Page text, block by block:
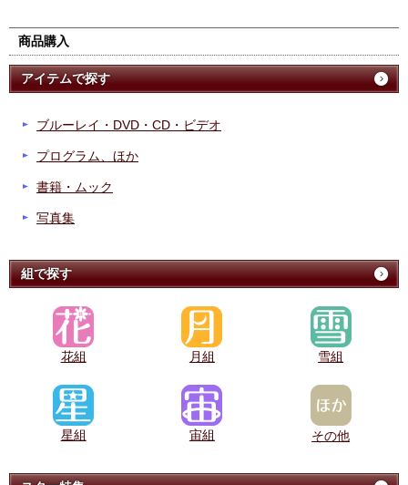
商品購入
アイテムで探す
ブルーレイ・DVD・CD・ビデオ
プログラム、ほか
書籍・ムック
写真集
組で探す
花組 月組 雪組
星組 宙組 その他